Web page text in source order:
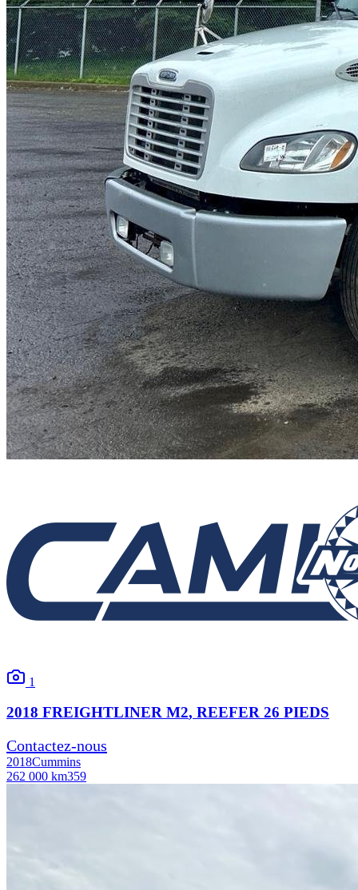
1
2018 FREIGHTLINER M2, REEFER 26 PIEDS
Contactez-nous
2018Cummins
262 000 km359